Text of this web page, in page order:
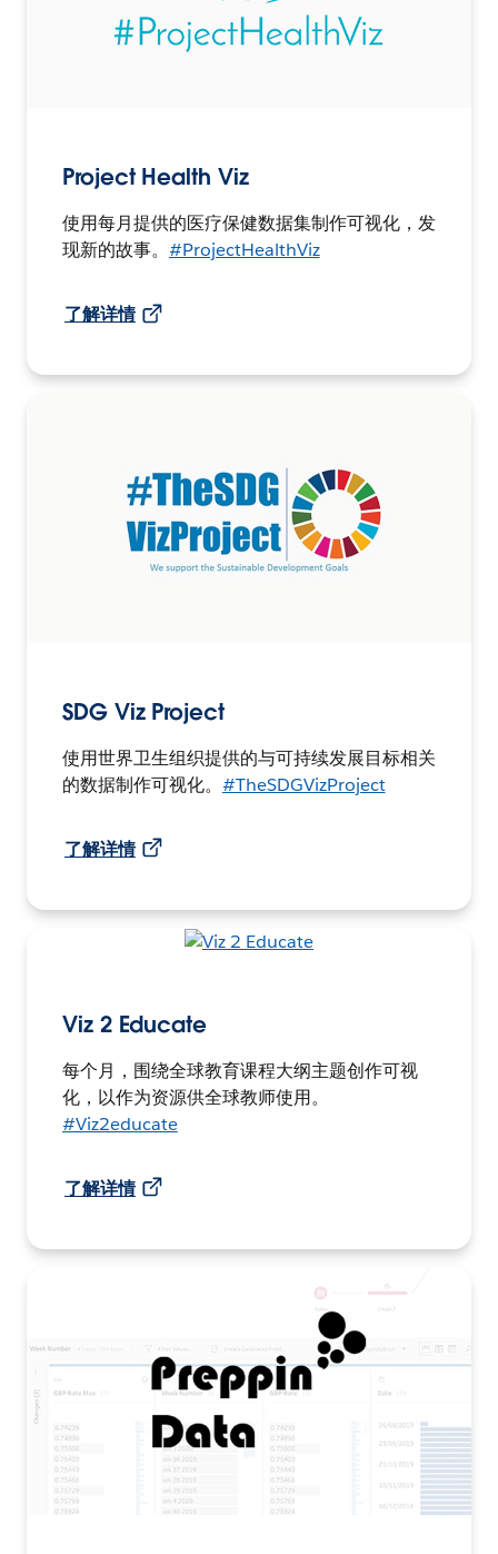
Project Health Viz
使用每月提供的医疗保健数据集制作可视化，发
现新的故事。 #ProjectHealthViz
了解详情
SDG Viz Project
使用世界卫生组织提供的与可持续发展目标相关
的数据制作可视化。 #TheSDGVizProject
了解详情
Viz 2 Educate
每个月，围绕全球教育课程大纲主题创作可视
化，以作为资源供全球教师使用。
#Viz2educate
了解详情